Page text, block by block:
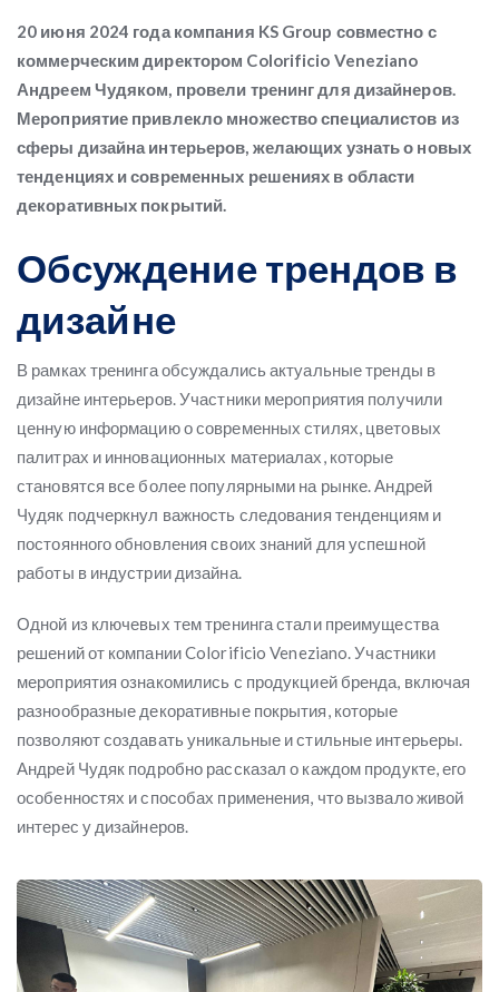
20 июня 2024 года компания KS Group совместно с
коммерческим директором Colorificio Veneziano
Андреем Чудяком, провели тренинг для дизайнеров.
Мероприятие привлекло множество специалистов из
сферы дизайна интерьеров, желающих узнать о новых
тенденциях и современных решениях в области
декоративных покрытий.
Обсуждение трендов в
дизайне
В рамках тренинга обсуждались актуальные тренды в
дизайне интерьеров. Участники мероприятия получили
ценную информацию о современных стилях, цветовых
палитрах и инновационных материалах, которые
становятся все более популярными на рынке. Андрей
Чудяк подчеркнул важность следования тенденциям и
постоянного обновления своих знаний для успешной
работы в индустрии дизайна.
Одной из ключевых тем тренинга стали преимущества
решений от компании Colorificio Veneziano. Участники
мероприятия ознакомились с продукцией бренда, включая
разнообразные декоративные покрытия, которые
позволяют создавать уникальные и стильные интерьеры.
Андрей Чудяк подробно рассказал о каждом продукте, его
особенностях и способах применения, что вызвало живой
интерес у дизайнеров.